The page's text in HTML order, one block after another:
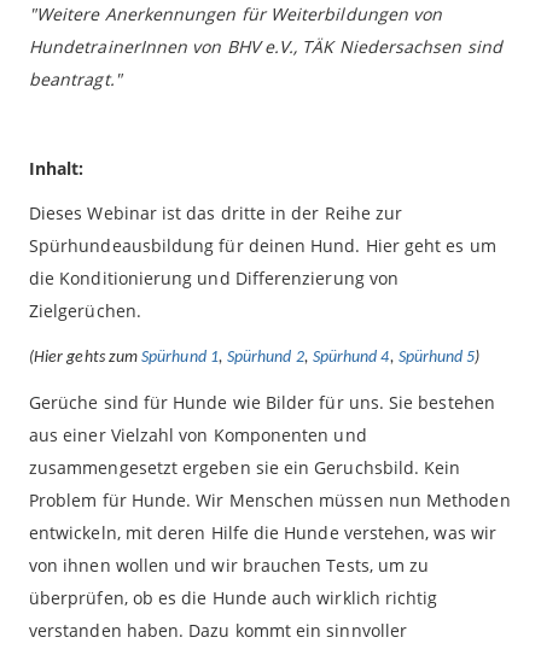
"Weitere Anerkennungen für Weiterbildungen von
HundetrainerInnen von BHV e.V., TÄK Niedersachsen sind
beantragt."
Inhalt:
Dieses Webinar ist das dritte in der Reihe zur
Spürhundeausbildung für deinen Hund. Hier geht es um
die Konditionierung und Differenzierung von
Zielgerüchen.
(Hier gehts zumSpürhund 1, Spürhund 2, Spürhund 4, Spürhund 5)
Gerüche sind für Hunde wie Bilder für uns. Sie bestehen
aus einer Vielzahl von Komponenten und
zusammengesetzt ergeben sie ein Geruchsbild. Kein
Problem für Hunde. Wir Menschen müssen nun Methoden
entwickeln, mit deren Hilfe die Hunde verstehen, was wir
von ihnen wollen und wir brauchen Tests, um zu
überprüfen, ob es die Hunde auch wirklich richtig
verstanden haben. Dazu kommt ein sinnvoller